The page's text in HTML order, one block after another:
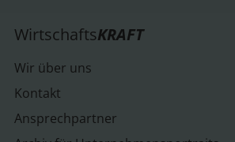
WirtschaftsKRAFT
Wir über uns
Kontakt
Ansprechpartner